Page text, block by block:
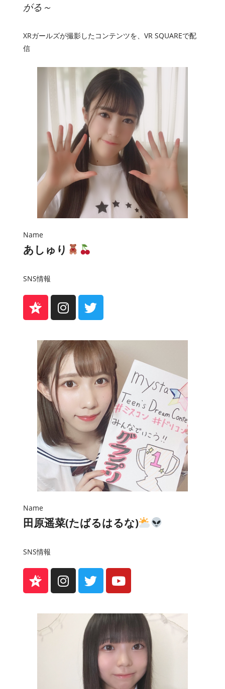
がる～
XRガールズが撮影したコンテンツを、VR SQUAREで配
信
Name
あしゅり
SNS情報
Name
田原遥菜(たばるはるな)
SNS情報